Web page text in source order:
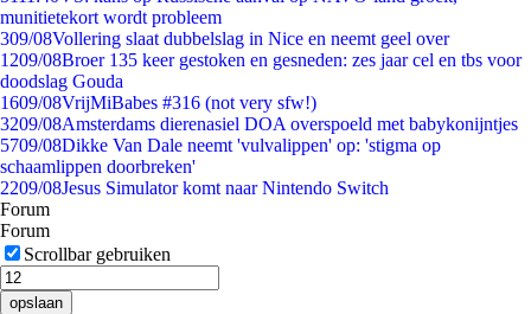
munitietekort wordt probleem
309/08Vollering slaat dubbelslag in Nice en neemt geel over
1209/08Broer 135 keer gestoken en gesneden: zes jaar cel en tbs voor
doodslag Gouda
1609/08VrijMiBabes #316 (not very sfw!)
3209/08Amsterdams dierenasiel DOA overspoeld met babykonijntjes
5709/08Dikke Van Dale neemt 'vulvalippen' op: 'stigma op
schaamlippen doorbreken'
2209/08Jesus Simulator komt naar Nintendo Switch
Forum
Forum
Scrollbar gebruiken
opslaan